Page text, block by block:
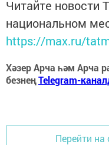
Читайте новости
национальном
https://max.ru/
Хәзер Арча һәм Арча
безнеңTelegram-
Перейти на